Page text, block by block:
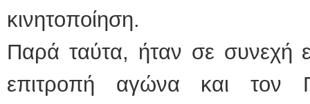
κινητοποίηση.
Παρά ταύτα, ήταν σε συνεχή
επιτροπή αγώνα και τον